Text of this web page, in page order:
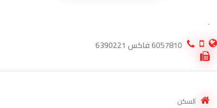
.
6057810 فاكس 6390221
السكن